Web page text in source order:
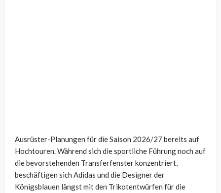
Ausrüster-Planungen für die Saison 2026/27 bereits auf
Hochtouren. Während sich die sportliche Führung noch auf
die bevorstehenden Transferfenster konzentriert,
beschäftigen sich Adidas und die Designer der
Königsblauen längst mit den Trikotentwürfen für die